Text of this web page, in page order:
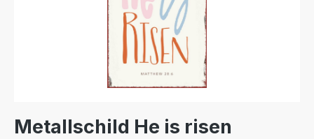
Metallschild He is risen